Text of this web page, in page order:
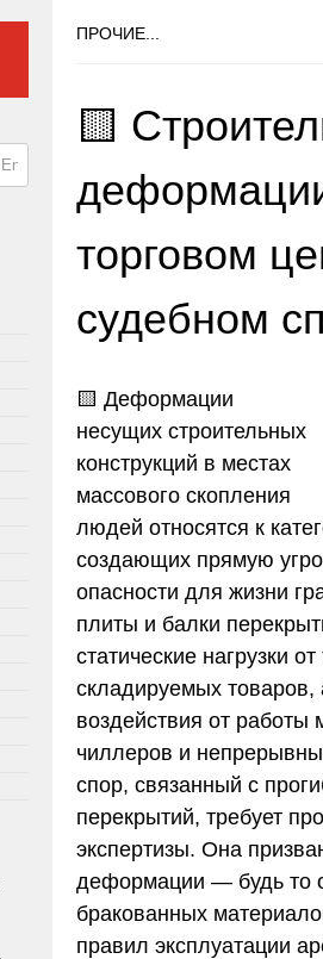
ПРОЧИЕ...
🟨
торговом
судебном
🟨 Деформации
несущих строительных
конструкций в местах
массового скопления
людей относятся к
создающих прямую
опасности для жизни
плиты и балки
статические нагрузки
складируемых
воздействия от
чиллеров и
спор, связанный с
перекрытий, требует
экспертизы. Она
деформации — будь то
бракованных
правил эксплуатации